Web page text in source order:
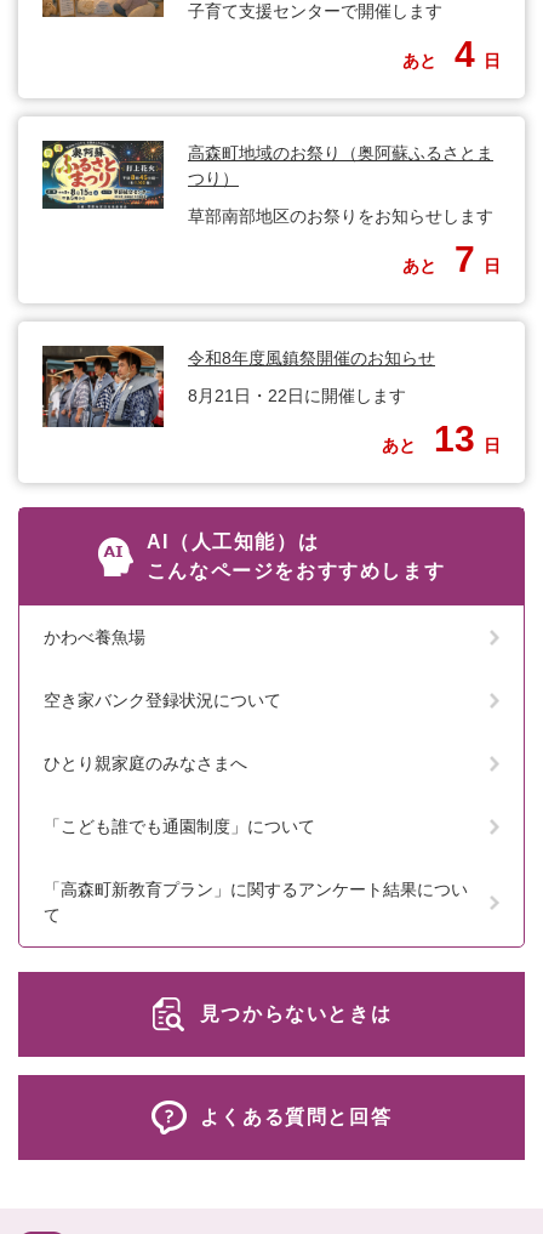
子育て支援センターで開催します
あと 4 日
高森町地域のお祭り（奥阿蘇ふるさとま
つり）
草部南部地区のお祭りをお知らせします
あと 7 日
令和8年度風鎮祭開催のお知らせ
8月21日・22日に開催します
あと 13 日
AI（人工知能）は
こんなページをおすすめします
かわべ養魚場
空き家バンク登録状況について
ひとり親家庭のみなさまへ
「こども誰でも通園制度」について
「高森町新教育プラン」に関するアンケート結果につい
て
見つからないときは
よくある質問と回答